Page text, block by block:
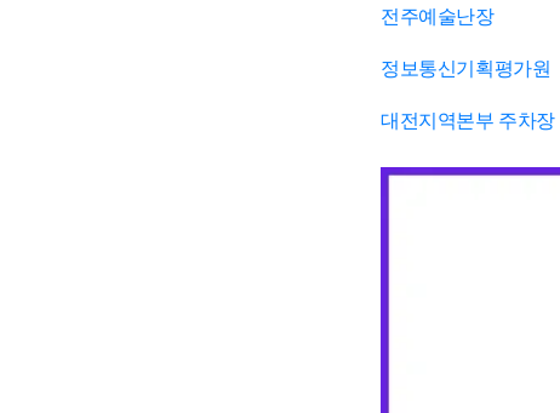
전주예술난장
정보통신기획평가원
대전지역본부 주차장